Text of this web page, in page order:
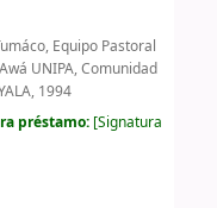
Equipo Pastoral
UNIPA, Comunidad
1994
préstamo: Signatura